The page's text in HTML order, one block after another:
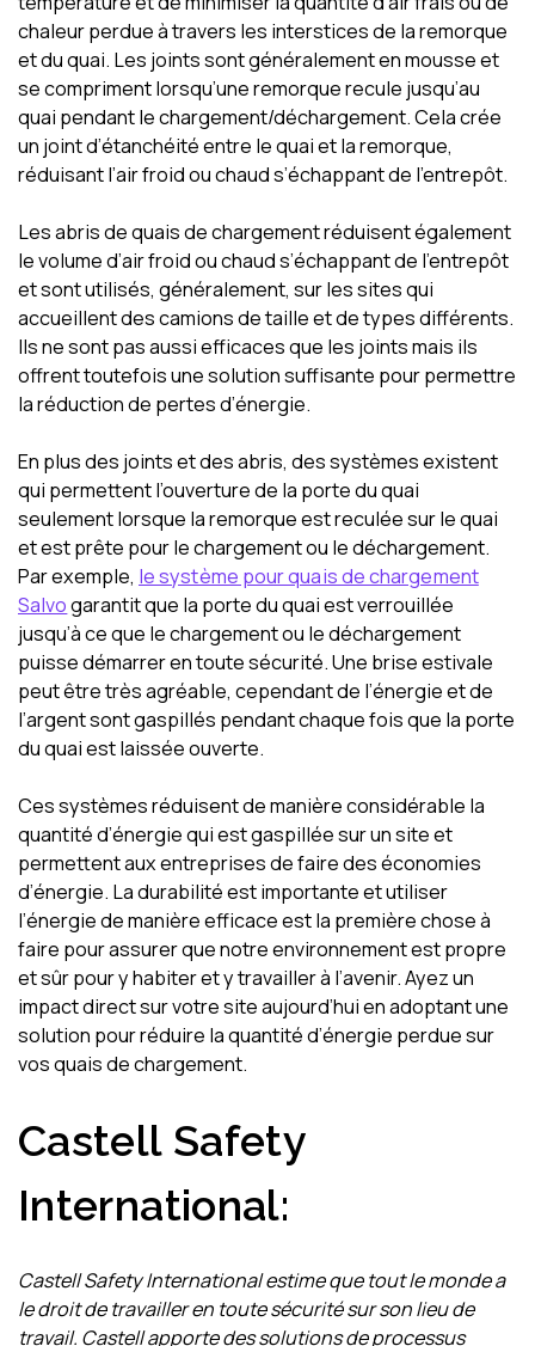
chaleur perdue à travers les interstices de la remorque
et du quai. Les joints sont généralement en mousse et
se compriment lorsqu’une remorque recule jusqu’au
quai pendant le chargement/déchargement. Cela crée
un joint d’étanchéité entre le quai et la remorque,
réduisant l’air froid ou chaud s’échappant de l’entrepôt.
Les abris de quais de chargement réduisent également
le volume d’air froid ou chaud s’échappant de l’entrepôt
et sont utilisés, généralement, sur les sites qui
accueillent des camions de taille et de types différents.
Ils ne sont pas aussi efficaces que les joints mais ils
offrent toutefois une solution suffisante pour permettre
la réduction de pertes d’énergie.
En plus des joints et des abris, des systèmes existent
qui permettent l’ouverture de la porte du quai
seulement lorsque la remorque est reculée sur le quai
et est prête pour le chargement ou le déchargement.
Par exemple, le système pour quais de chargement
Salvogarantit que la porte du quai est verrouillée
jusqu’à ce que le chargement ou le déchargement
puisse démarrer en toute sécurité. Une brise estivale
peut être très agréable, cependant de l’énergie et de
l’argent sont gaspillés pendant chaque fois que la porte
du quai est laissée ouverte.
Ces systèmes réduisent de manière considérable la
quantité d’énergie qui est gaspillée sur un site et
permettent aux entreprises de faire des économies
d’énergie. La durabilité est importante et utiliser
l’énergie de manière efficace est la première chose à
faire pour assurer que notre environnement est propre
et sûr pour y habiter et y travailler à l’avenir. Ayez un
impact direct sur votre site aujourd’hui en adoptant une
solution pour réduire la quantité d’énergie perdue sur
vos quais de chargement.
Castell Safety
International:
Castell Safety International estime que tout le monde a
le droit de travailler en toute sécurité sur son lieu de
travail. Castell apporte des solutions de processus